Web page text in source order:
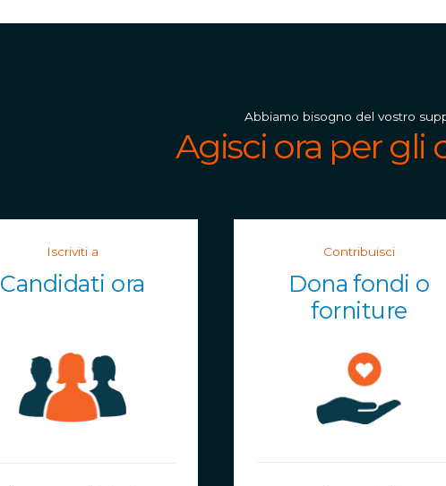
Abbiamo bisogno del vostro
Agisci ora per gli
Iscriviti a
Candidati ora
Contribuisci
Dona fondi o
forniture